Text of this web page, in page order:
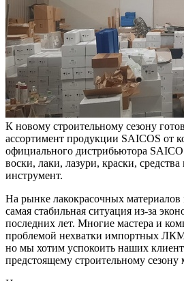
К новому строительному сезону
ассортимент продукции SAICOS от
официального дистрибьютора
воски, лаки, лазури, краски, средства
инструмент.
На рынке лакокрасочных
самая стабильная ситуация из-за
последних лет. Многие мастера и
проблемой нехватки импортных
но мы хотим успокоить наших
предстоящему строительному